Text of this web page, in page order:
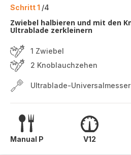
Schritt 1 /4
Zwiebel halbieren und mit den
Ultrablade zerkleinern
1 Zwiebel
2 Knoblauchzehen
Ultrablade-Universalmesser
Manual P V12